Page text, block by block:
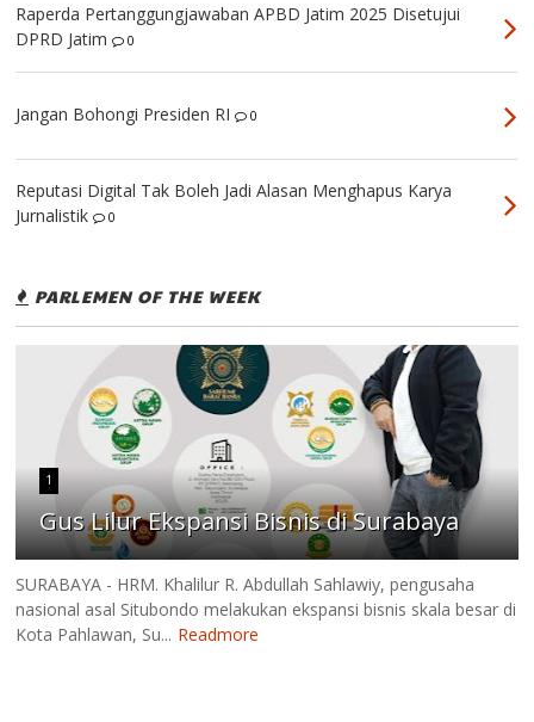
Raperda Pertanggungjawaban APBD Jatim 2025 Disetujui
DPRD Jatim
0
Jangan Bohongi Presiden RI 0
Reputasi Digital Tak Boleh Jadi Alasan Menghapus Karya
Jurnalistik
0
PARLEMEN OF THE WEEK
1
Gus Lilur Ekspansi Bisnis di Surabaya
SURABAYA - HRM. Khalilur R. Abdullah Sahlawiy, pengusaha
nasional asal Situbondo melakukan ekspansi bisnis skala besar di
Kota Pahlawan, Su... Readmore